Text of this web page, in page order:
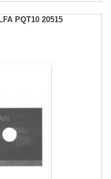
PQT10 20515